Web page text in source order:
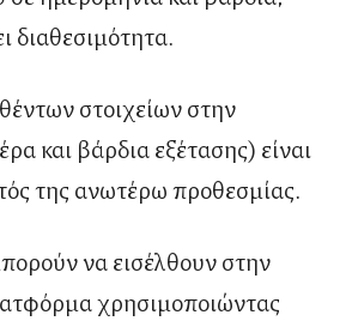
διαθεσιμότητα.
στοιχείων στην
και βάρδια εξέτασης) είναι
της ανωτέρω προθεσμίας.
να εισέλθουν στην
χρησιμοποιώντας